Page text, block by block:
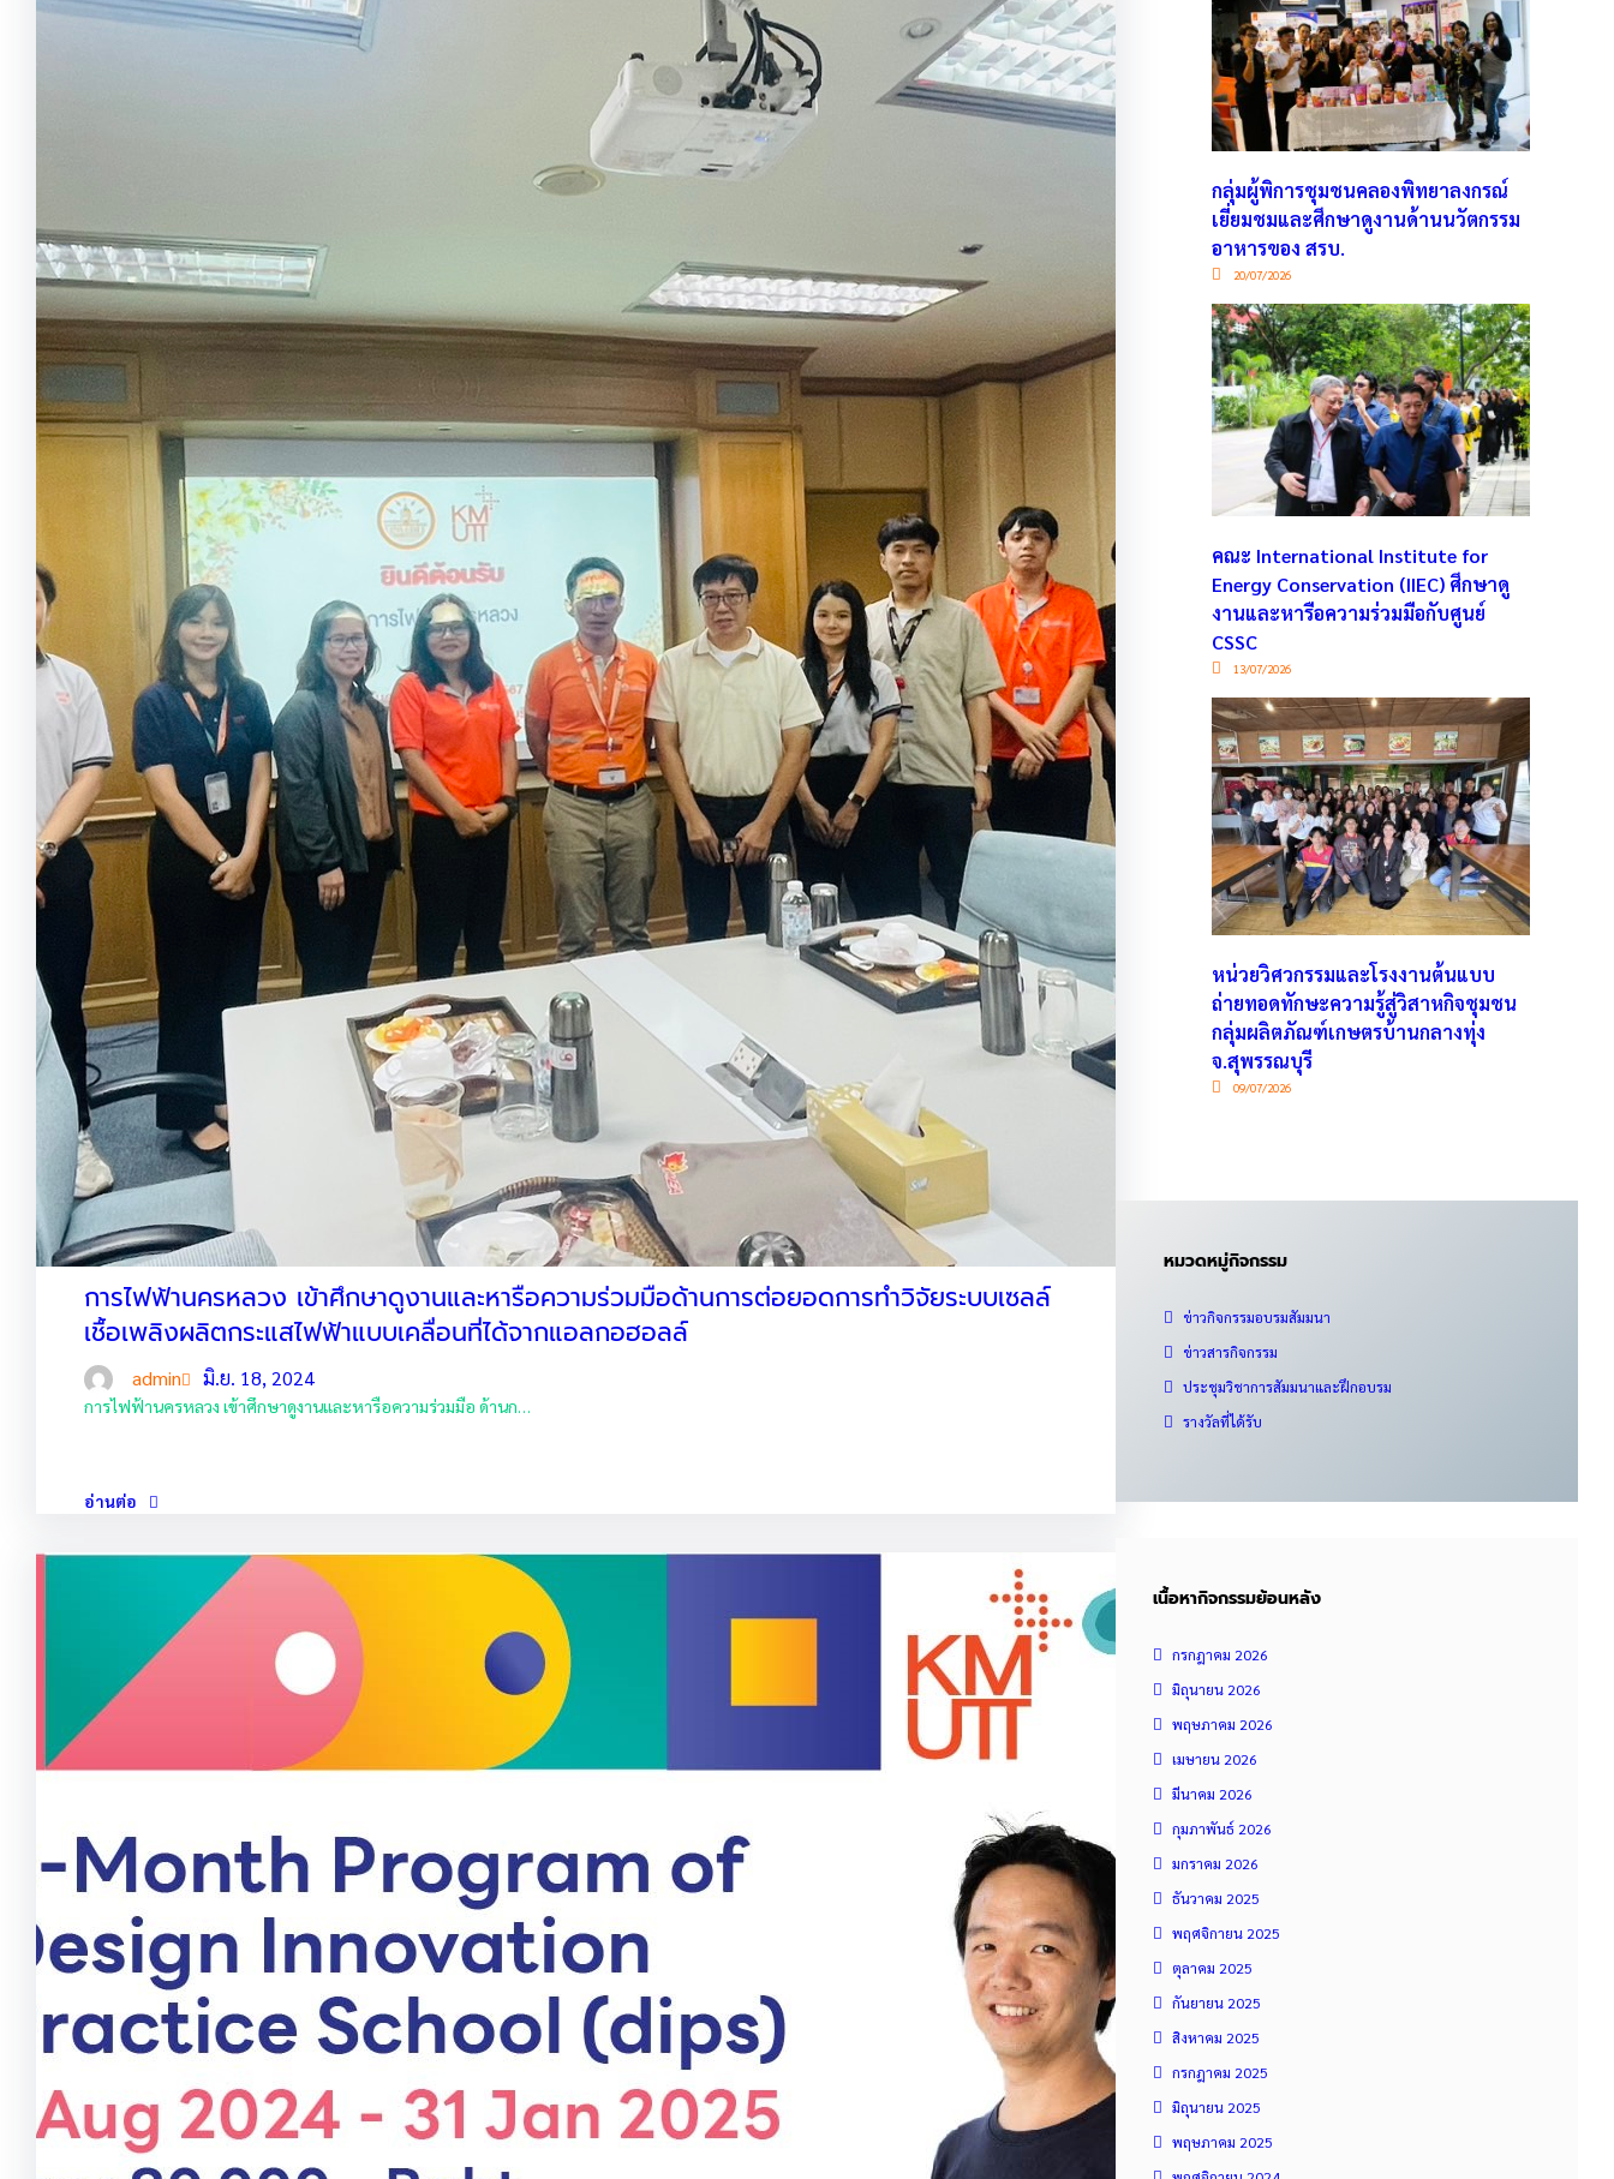
การไฟฟ้านครหลวง เข้าศึกษาดูงานและหารือความร่วมมือด้านการต่อยอดการทำวิจัยระบบเซลล์
เชื้อเพลิงผลิตกระแสไฟฟ้าแบบเคลื่อนที่ได้จากแอลกอฮอลล์
admin มิ.ย. 18, 2024
การไฟฟ้านครหลวง เข้าศึกษาดูงานและหารือความร่วมมือ ด้านก…
อ่านต่อ
กลุ่มผู้พิการชุมชนคลองพิทยาลงกรณ์
เยี่ยมชมและศึกษาดูงานด้านนวัตกรรม
อาหารของ สรบ.
20/07/2026
คณะ International Institute for
Energy Conservation (IIEC) ศึกษาดู
งานและหารือความร่วมมือกับศูนย์
CSSC
13/07/2026
หน่วยวิศวกรรมและโรงงานต้นแบบ
ถ่ายทอดทักษะความรู้สู่วิสาหกิจชุมชน
กลุ่มผลิตภัณฑ์เกษตรบ้านกลางทุ่ง
จ.สุพรรณบุรี
09/07/2026
หมวดหมู่กิจกรรม
ข่าวกิจกรรมอบรมสัมมนา
ข่าวสารกิจกรรม
ประชุมวิชาการสัมมนาและฝึกอบรม
รางวัลที่ได้รับ
เนื้อหากิจกรรมย้อนหลัง
กรกฎาคม 2026
มิถุนายน 2026
พฤษภาคม 2026
เมษายน 2026
มีนาคม 2026
กุมภาพันธ์ 2026
มกราคม 2026
ธันวาคม 2025
พฤศจิกายน 2025
ตุลาคม 2025
กันยายน 2025
สิงหาคม 2025
กรกฎาคม 2025
มิถุนายน 2025
พฤษภาคม 2025